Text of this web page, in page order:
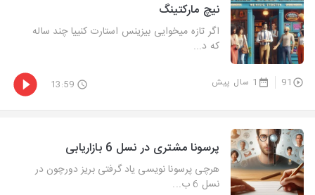
نیچ مارکتینگ
اگر تازه میخوایی بیزینس استارت کنییا چند ساله
که د...
91 1 سال پیش 13:59
پرسونا مشتری در نسل 6 بازاریابی
هرچی پرسونا نویسی یاد گرفتی بریز دورچون در
نسل 6 ب...